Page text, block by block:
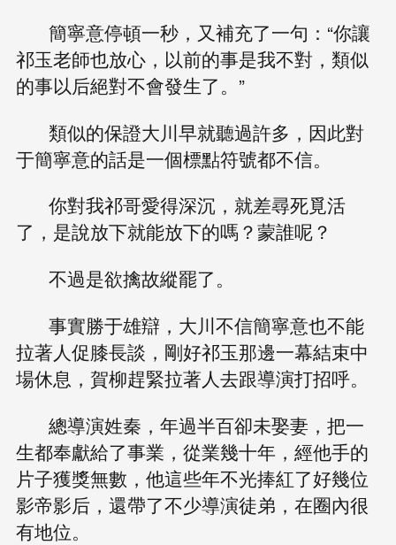
簡寧意停頓一秒，又補充了一句：“你讓
祁玉老師也放心，以前的事是我不對，類似
的事以后絕對不會發生了。”
類似的保證大川早就聽過許多，因此對
于簡寧意的話是一個標點符號都不信。
你對我祁哥愛得深沉，就差尋死覓活
了，是說放下就能放下的嗎？蒙誰呢？
不過是欲擒故縱罷了。
事實勝于雄辯，大川不信簡寧意也不能
拉著人促膝長談，剛好祁玉那邊一幕結束中
場休息，賀柳趕緊拉著人去跟導演打招呼。
總導演姓秦，年過半百卻未娶妻，把一
生都奉獻給了事業，從業幾十年，經他手的
片子獲獎無數，他這些年不光捧紅了好幾位
影帝影后，還帶了不少導演徒弟，在圈內很
有地位。